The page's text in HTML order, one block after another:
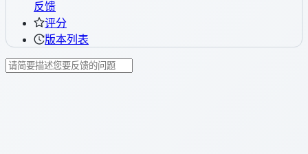
反馈
评分
版本列表